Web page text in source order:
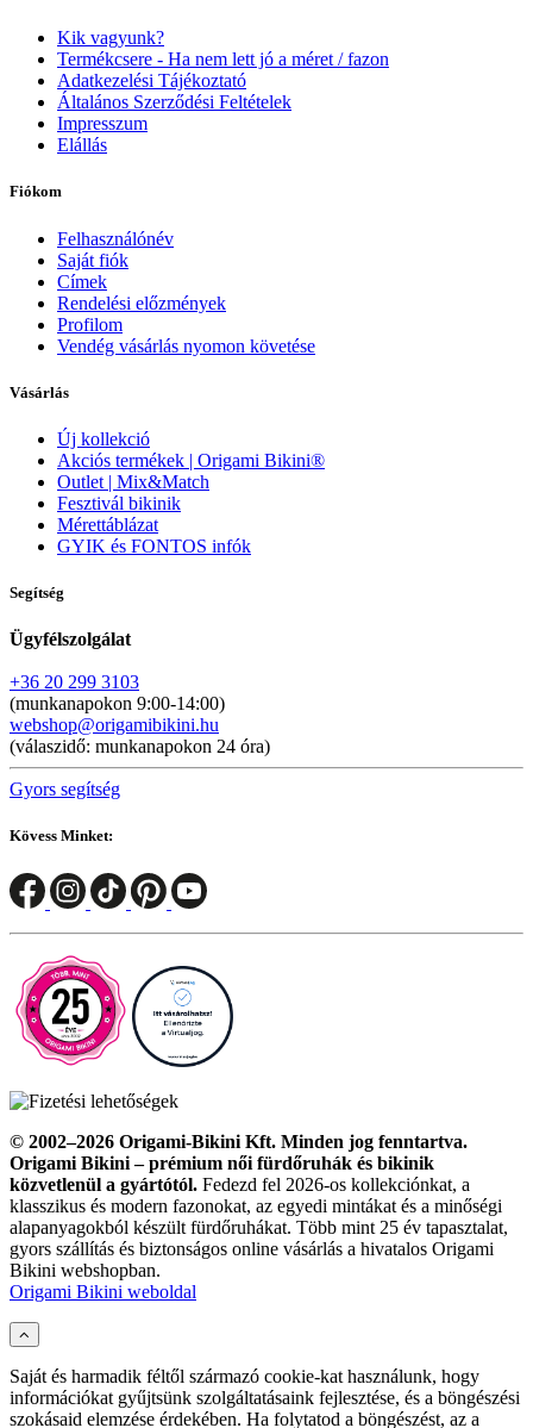
Kik vagyunk?
Termékcsere - Ha nem lett jó a méret / fazon
Adatkezelési Tájékoztató
Általános Szerződési Feltételek
Impresszum
Elállás
Fiókom
Felhasználónév
Saját fiók
Címek
Rendelési előzmények
Profilom
Vendég vásárlás nyomon követése
Vásárlás
Új kollekció
Akciós termékek | Origami Bikini®
Outlet | Mix&Match
Fesztivál bikinik
Mérettáblázat
GYIK és FONTOS infók
Segítség
Ügyfélszolgálat
+36 20 299 3103
(munkanapokon 9:00-14:00)
webshop@origamibikini.hu
(válaszidő: munkanapokon 24 óra)
Gyors segítség
Kövess Minket:
© 2002–2026 Origami-Bikini Kft. Minden jog fenntartva.
Origami Bikini – prémium női fürdőruhák és bikinik
közvetlenül a gyártótól. Fedezd fel 2026-os kollekciónkat, a
klasszikus és modern fazonokat, az egyedi mintákat és a minőségi
alapanyagokból készült fürdőruhákat. Több mint 25 év tapasztalat,
gyors szállítás és biztonságos online vásárlás a hivatalos Origami
Bikini webshopban.
Origami Bikini weboldal
Aktív szűrők:
Törlés
Ár
Saját és harmadik féltől származó cookie-kat használunk, hogy
információkat gyűjtsünk szolgáltatásaink fejlesztése, és a böngészési
szokásaid elemzése érdekében. Ha folytatod a böngészést, az a